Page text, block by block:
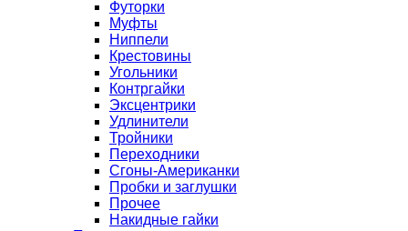
Футорки
Муфты
Ниппели
Крестовины
Угольники
Контргайки
Эксцентрики
Удлинители
Тройники
Переходники
Сгоны-Американки
Пробки и заглушки
Прочее
Накидные гайки